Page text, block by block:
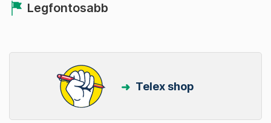
Legfontosabb
Telex shop